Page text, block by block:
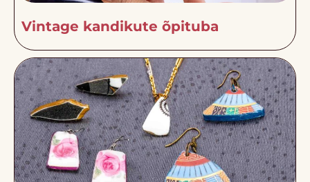
Vintage kandikute õpituba